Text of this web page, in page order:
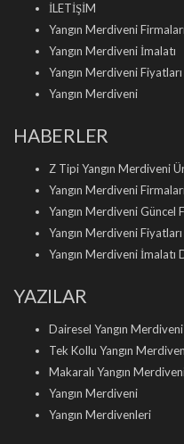
İLETİŞİM
Yangın Merdiveni Firmaları
Yangın Merdiveni İmalatı
Yangın Merdiveni Fiyatları
Yangın Merdiveni
HABERLER
Z Tipi Yangın Merdiveni
Yangın Merdiveni Firmaları
Yangın Merdiveni Güncel
Yangın Merdiveni
Yangın Merdiveni
YAZILAR
Dairesel Yangın Merdiveni
Tek Kollu Yangın
Makaralı Yangın
Yangın Merdiveni
Yangın Merdivenleri